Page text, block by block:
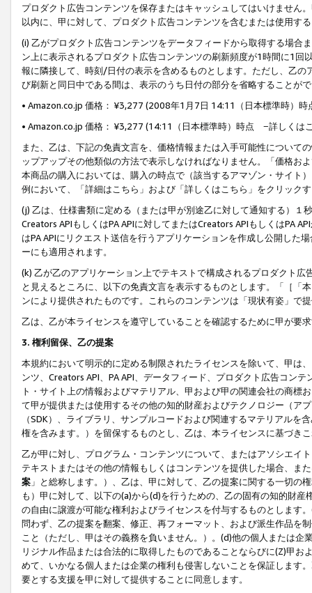
プロダクト広告コンテンツを保存またはキャッシュしてはいけません
以内に、甲に対して、プロダクト広告コンテンツを含むまたは使用す
(i) 乙がプロダクト広告コンテンツをデータフィードから取得する場合
ン上に表示されるプロダクト広告コンテンツの刷新頻度が1時間に1
報に隣接して、時刻/日付の表示を含めるものとします。ただし、乙
び刷新と同日中である間は、表示のうち日付の部分を省略することが
• Amazon.co.jp 価格： ¥3,277 (2008年1月7日 14:11（日本標準時）
• Amazon.co.jp 価格： ¥3,277 (14:11（日本標準時）時点 −詳しくは
また、乙は、下記の免責文言を、価格情報または入手可能性について
ップアップその他類似の方法で表示しなければなりません。「価格
本商品の購入においては、購入の時点で（該当するアマゾン・サイト
例において、「詳細はこちら」および「詳しくはこちら」をクリック
(j) 乙は、仕様書類に定める（または甲が別途乙に対して通知する）
Creators APIもしくはPA APIに対してまたはCreators APIもしくはPA
はPA APIにリクエスト送信を行うアプリケーションを作成し公開した
ーにも適用されます。
(k) 乙が乙のアプリケーション上でテキストで構成されるプロダクト
と見えるところに、以下の免責文言を表示するものとします。「［「
ンにより提供されたものです。これらのコンテンツは「現状有姿」で
乙は、乙が本ライセンスを遵守していることを確認するために甲が要
3. 権利留保、乙の提案
本規約において明示的に定める制限されたライセンスを除いて、甲は
ンツ、Creators API、PA API、データフィード、プロダクト広告コン
ト・サイト上の情報およびマテリアル、甲および甲の関連会社の商
て甲が提供または使用するその他の知的財産およびテクノロジー（ア
（SDK）、ライブラリ、サンプルコードおよび関連するマテリアル
権を含みます。）を留保するものとし、乙は、本ライセンスに基づき
乙が甲に対し、プログラム・コンテンツについて、またはアソシエイ
テキストまたはその他の情報もしくはコンテンツを提供した場合、ま
案 」と総称します。）、乙は、甲に対して、乙の提案に関する一切
も）甲に対して、以下の(a)から(d)を行うための、乙の固有の知的財
の自由に譲渡が可能な権利およびライセンスを付与するものとします
問わず、乙の提案を翻案、修正、再フォーマット、および派生作品を
こと（ただし、甲はその義務を負いません。）。(d)他の個人または
リジナル作品または合法的に取得したものであることならびに(Z)甲
めて、いかなる個人または企業の権利も侵害しないことを保証します
要とする支援を甲に対して提供することに同意します。